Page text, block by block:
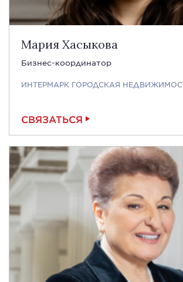
Мария Хасыкова
Бизнес-координатор
ИНТЕРМАРК ГОРОДСКАЯ
СВЯЗАТЬСЯ